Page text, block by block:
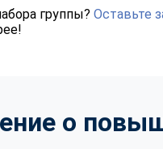
группы? Оставьте
о